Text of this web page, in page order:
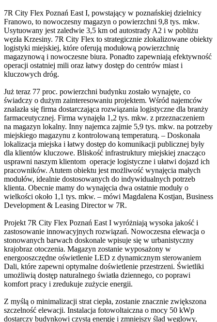
7R City Flex Poznań East I, powstający w poznańskiej dzielnicy
Franowo, to nowoczesny magazyn o powierzchni 9,8 tys. mkw.
Usytuowany jest zaledwie 3,5 km od autostrady A2 i w pobliżu
węzła Krzesiny. 7R City Flex to strategicznie zlokalizowane obiekty
logistyki miejskiej, które oferują modułową powierzchnię
magazynową i nowoczesne biura. Ponadto zapewniają efektywność
operacji ostatniej mili oraz łatwy dostęp do centrów miast i
kluczowych dróg.
Już teraz 77 proc. powierzchni budynku zostało wynajęte, co
świadczy o dużym zainteresowaniu projektem. Wśród najemców
znalazła się firma dostarczająca rozwiązania logistyczne dla branży
farmaceutycznej. Firma wynajęła 1,2 tys. mkw. z przeznaczeniem
na magazyn lokalny. Inny najemca zajmie 5,9 tys. mkw. na potrzeby
miejskiego magazynu z kontrolowaną temperaturą. – Doskonała
lokalizacja miejska i łatwy dostęp do komunikacji publicznej były
dla klientów kluczowe. Bliskość infrastruktury miejskiej znacząco
usprawni naszym klientom operacje logistyczne i ułatwi dojazd ich
pracowników. Atutem obiektu jest możliwość wynajęcia małych
modułów, idealnie dostosowanych do indywidualnych potrzeb
klienta. Obecnie mamy do wynajęcia dwa ostatnie moduły o
wielkości około 1,1 tys. mkw. – mówi Magdalena Kostjan, Business
Development & Leasing Director w 7R.
Projekt 7R City Flex Poznań East I wyróżniają wysoka jakość i
zastosowanie innowacyjnych rozwiązań. Nowoczesna elewacja o
stonowanych barwach doskonale wpisuje się w urbanistyczny
krajobraz otoczenia. Magazyn zostanie wyposażony w
energooszczędne oświetlenie LED z dynamicznym sterowaniem
Dali, które zapewni optymalne doświetlenie przestrzeni. Świetliki
umożliwią dostęp naturalnego światła dziennego, co poprawi
komfort pracy i zredukuje zużycie energii.
Z myślą o minimalizacji strat ciepła, zostanie znacznie zwiększona
szczelność elewacji. Instalacja fotowoltaiczna o mocy 50 kWp
dostarczy budynkowi czystą energię i zmniejszy ślad węglowy,